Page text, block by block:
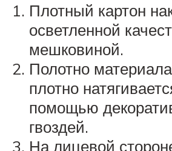
Плотный картон
осветленной
мешковиной.
Полотно
плотно
помощью
гвоздей.
На лицевой